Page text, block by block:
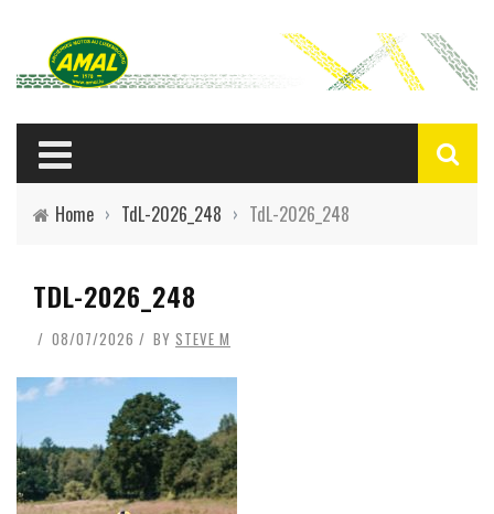
Home › TdL-2026_248 › TdL-2026_248
TDL-2026_248
08/07/2026 BY STEVE M